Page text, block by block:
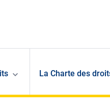
La Charte des